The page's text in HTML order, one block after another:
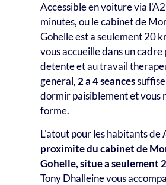
Accessible en voiture via
minutes, ou le cabinet de
Gohelle est a seulement 20
vous accueille dans un cadre
detente et au travail
general, 2 a 4 seances
dormir paisiblement et vous
forme.
L'atout pour les habitants de
proximite du cabinet de
Gohelle, situe a seulement
Tony Dhalleine vous